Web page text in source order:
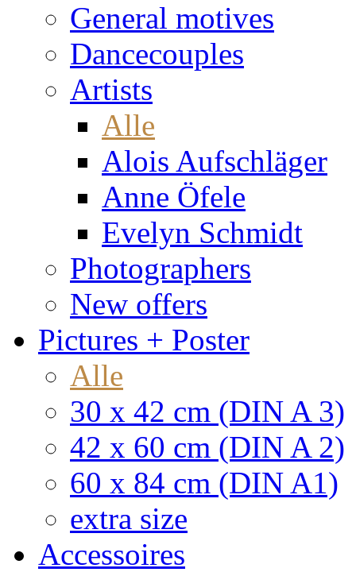
General motives
Dancecouples
Artists
Alle
Alois Aufschläger
Anne Öfele
Evelyn Schmidt
Photographers
New offers
Pictures + Poster
Alle
30 x 42 cm (DIN A 3)
42 x 60 cm (DIN A 2)
60 x 84 cm (DIN A1)
extra size
Accessoires